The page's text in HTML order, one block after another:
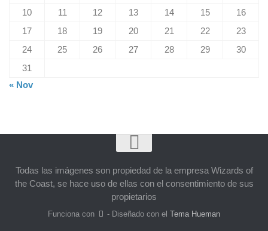
10
11 12 13 14 15
16
17
18 19 20 21 22
23
24
25 26 27 28 29
30
31
« Nov
Todas las imágenes son propiedad de la empresa Wizards of
the Coast, se hace uso de ellas con el consentimiento de sus
propietarios
Funciona con - Diseñado con elTema Hueman